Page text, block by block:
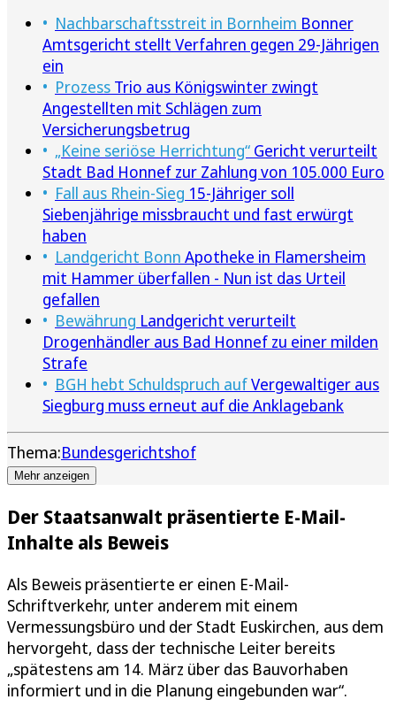
Nachbarschaftsstreit in Bornheim Bonner
Amtsgericht stellt Verfahren gegen 29-Jährigen
ein
Prozess Trio aus Königswinter zwingt
Angestellten mit Schlägen zum
Versicherungsbetrug
„Keine seriöse Herrichtung“ Gericht verurteilt
Stadt Bad Honnef zur Zahlung von 105.000 Euro
Fall aus Rhein-Sieg 15-Jähriger soll
Siebenjährige missbraucht und fast erwürgt
haben
Landgericht Bonn Apotheke in Flamersheim
mit Hammer überfallen - Nun ist das Urteil
gefallen
Bewährung Landgericht verurteilt
Drogenhändler aus Bad Honnef zu einer milden
Strafe
BGH hebt Schuldspruch aufVergewaltiger aus
Siegburg muss erneut auf die Anklagebank
Thema:Bundesgerichtshof
Mehr anzeigen
Der Staatsanwalt präsentierte E-Mail-
Inhalte als Beweis
Als Beweis präsentierte er einen E-Mail-
Schriftverkehr, unter anderem mit einem
Vermessungsbüro und der Stadt Euskirchen, aus dem
hervorgeht, dass der technische Leiter bereits
„spätestens am 14. März über das Bauvorhaben
informiert und in die Planung eingebunden war“.